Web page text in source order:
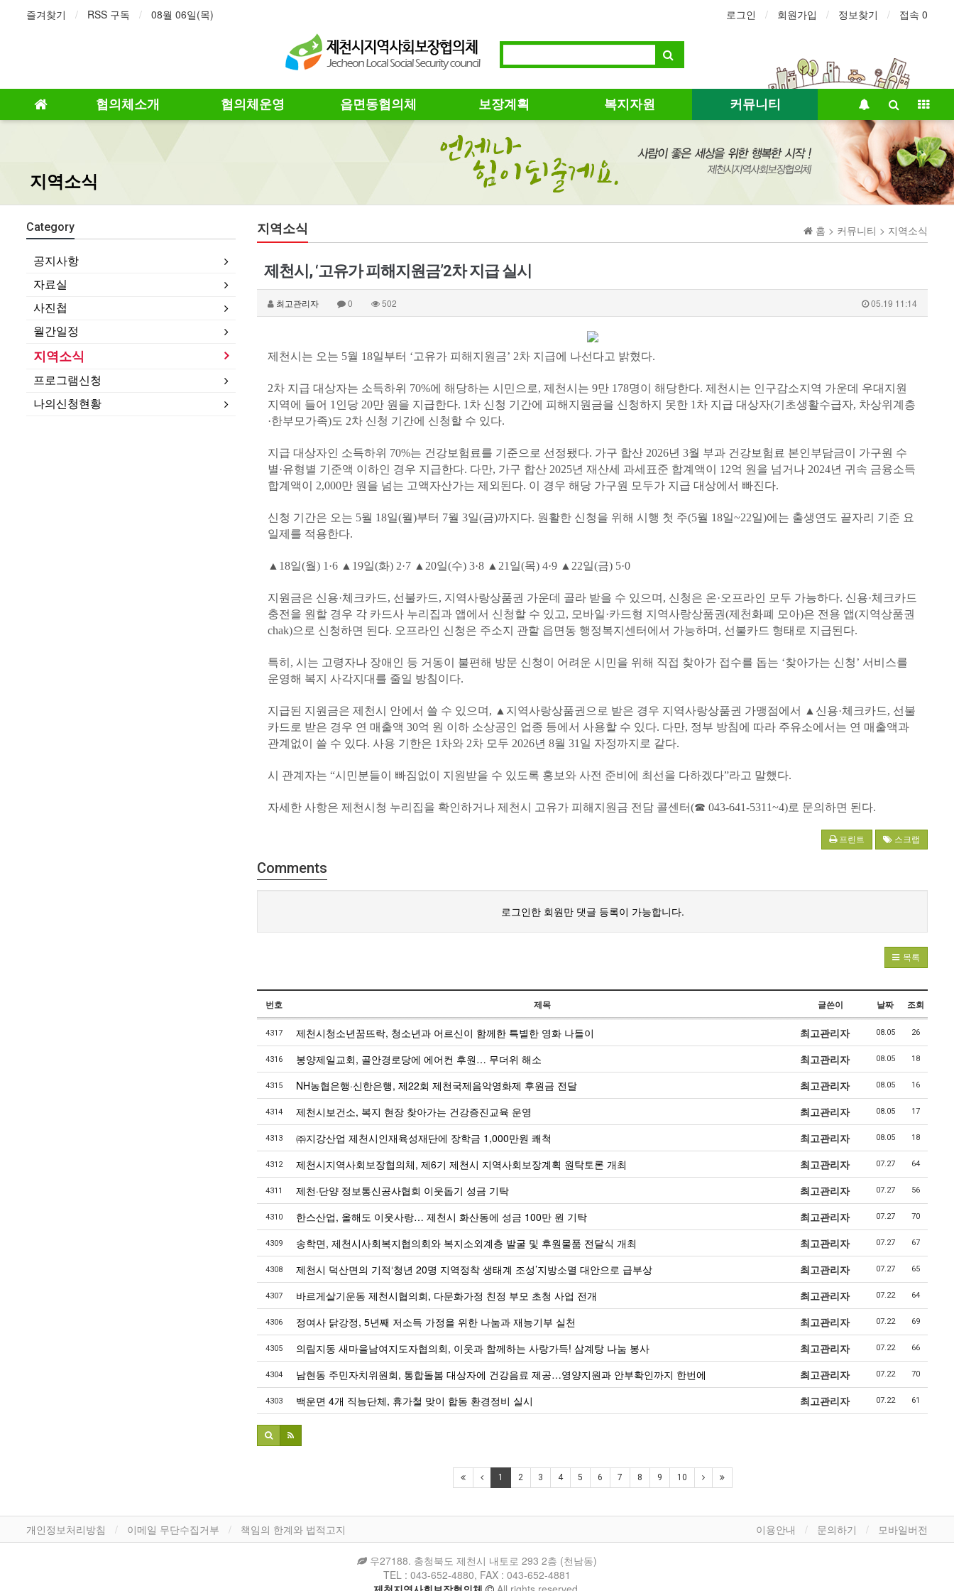
즐겨찾기 RSS 구독 08월 06일(목) 로그인 회원가입 정보찾기 접속 0
협의체소개 협의체운영 읍면동협의체 보장계획 복지자원 커뮤니티
지역소식
홈 > 커뮤니티 > 지역소식
지역소식
제천시, ‘고유가 피해지원금’2차 지급 실시
최고관리자 0 502 05.19 11:14
제천시는 오는 5월 18일부터 ‘고유가 피해지원금’ 2차 지급에 나선다고 밝혔다.
2차 지급 대상자는 소득하위 70%에 해당하는 시민으로, 제천시는 9만 178명이 해당한다. 제천시는 인구감소지역 가운데 우대지원
지역에 들어 1인당 20만 원을 지급한다. 1차 신청 기간에 피해지원금을 신청하지 못한 1차 지급 대상자(기초생활수급자, 차상위계층
·한부모가족)도 2차 신청 기간에 신청할 수 있다.
지급 대상자인 소득하위 70%는 건강보험료를 기준으로 선정됐다. 가구 합산 2026년 3월 부과 건강보험료 본인부담금이 가구원 수
별·유형별 기준액 이하인 경우 지급한다. 다만, 가구 합산 2025년 재산세 과세표준 합계액이 12억 원을 넘거나 2024년 귀속 금융소득
합계액이 2,000만 원을 넘는 고액자산가는 제외된다. 이 경우 해당 가구원 모두가 지급 대상에서 빠진다.
신청 기간은 오는 5월 18일(월)부터 7월 3일(금)까지다. 원활한 신청을 위해 시행 첫 주(5월 18일~22일)에는 출생연도 끝자리 기준 요
일제를 적용한다.
▲18일(월) 1·6 ▲19일(화) 2·7 ▲20일(수) 3·8 ▲21일(목) 4·9 ▲22일(금) 5·0
지원금은 신용·체크카드, 선불카드, 지역사랑상품권 가운데 골라 받을 수 있으며, 신청은 온·오프라인 모두 가능하다. 신용·체크카드
충전을 원할 경우 각 카드사 누리집과 앱에서 신청할 수 있고, 모바일·카드형 지역사랑상품권(제천화폐 모아)은 전용 앱(지역상품권
chak)으로 신청하면 된다. 오프라인 신청은 주소지 관할 읍면동 행정복지센터에서 가능하며, 선불카드 형태로 지급된다.
특히, 시는 고령자나 장애인 등 거동이 불편해 방문 신청이 어려운 시민을 위해 직접 찾아가 접수를 돕는 ‘찾아가는 신청’ 서비스를
운영해 복지 사각지대를 줄일 방침이다.
지급된 지원금은 제천시 안에서 쓸 수 있으며, ▲지역사랑상품권으로 받은 경우 지역사랑상품권 가맹점에서 ▲신용·체크카드, 선불
카드로 받은 경우 연 매출액 30억 원 이하 소상공인 업종 등에서 사용할 수 있다. 다만, 정부 방침에 따라 주유소에서는 연 매출액과
관계없이 쓸 수 있다. 사용 기한은 1차와 2차 모두 2026년 8월 31일 자정까지로 같다.
시 관계자는 “시민분들이 빠짐없이 지원받을 수 있도록 홍보와 사전 준비에 최선을 다하겠다”라고 말했다.
자세한 사항은 제천시청 누리집을 확인하거나 제천시 고유가 피해지원금 전담 콜센터(☎ 043-641-5311~4)로 문의하면 된다.
프린트 스크랩
Comments
로그인한 회원만 댓글 등록이 가능합니다.
목록
번호 제목 글쓴이 날짜 조회
4317 제천시청소년꿈뜨락, 청소년과 어르신이 함께한 특별한 영화 나들이 최고관리자 08.05 26
4316 봉양제일교회, 골안경로당에 에어컨 후원… 무더위 해소 최고관리자 08.05 18
4315 NH농협은행·신한은행, 제22회 제천국제음악영화제 후원금 전달 최고관리자 08.05 16
4314 제천시보건소, 복지 현장 찾아가는 건강증진교육 운영 최고관리자 08.05 17
4313 ㈜지강산업 제천시인재육성재단에 장학금 1,000만원 쾌척 최고관리자 08.05 18
4312 제천시지역사회보장협의체, 제6기 제천시 지역사회보장계획 원탁토론 개최 최고관리자 07.27 64
4311 제천·단양 정보통신공사협회 이웃돕기 성금 기탁 최고관리자 07.27 56
4310 한스산업, 올해도 이웃사랑… 제천시 화산동에 성금 100만 원 기탁 최고관리자 07.27 70
4309 송학면, 제천시사회복지협의회와 복지소외계층 발굴 및 후원물품 전달식 개최 최고관리자 07.27 67
4308 제천시 덕산면의 기적‘청년 20명 지역정착 생태계 조성’지방소멸 대안으로 급부상 최고관리자 07.27 65
4307 바르게살기운동 제천시협의회, 다문화가정 친정 부모 초청 사업 전개 최고관리자 07.22 64
4306 정여사 닭강정, 5년째 저소득 가정을 위한 나눔과 재능기부 실천 최고관리자 07.22 69
4305 의림지동 새마을남여지도자협의회, 이웃과 함께하는 사랑가득! 삼계탕 나눔 봉사 최고관리자 07.22 66
4304 남현동 주민자치위원회, 통합돌봄 대상자에 건강음료 제공…영양지원과 안부확인까지 한번에 최고관리자 07.22 70
4303 백운면 4개 직능단체, 휴가철 맞이 합동 환경정비 실시 최고관리자 07.22 61
1 2 3 4 5 6 7 8 9 10
Category
공지사항
자료실
사진첩
월간일정
지역소식
프로그램신청
나의신청현황
개인정보처리방침 이메일 무단수집거부 책임의 한계와 법적고지 이용안내 문의하기 모바일버전
우27188. 충청북도 제천시 내토로 293 2층 (천남동)
TEL : 043-652-4880, FAX : 043-652-4881